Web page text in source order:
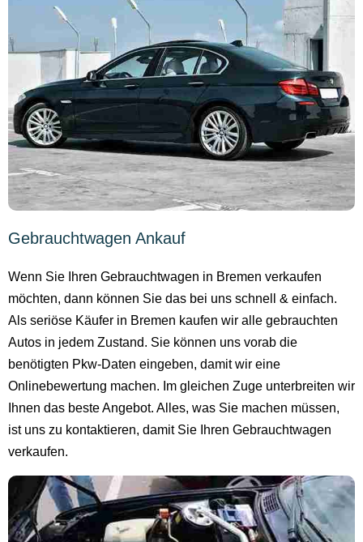
Gebrauchtwagen Ankauf
Wenn Sie Ihren Gebrauchtwagen in Bremen verkaufen
möchten, dann können Sie das bei uns schnell & einfach.
Als seriöse Käufer in Bremen kaufen wir alle gebrauchten
Autos in jedem Zustand. Sie können uns vorab die
benötigten Pkw-Daten eingeben, damit wir eine
Onlinebewertung machen. Im gleichen Zuge unterbreiten wir
Ihnen das beste Angebot. Alles, was Sie machen müssen,
ist uns zu kontaktieren, damit Sie Ihren Gebrauchtwagen
verkaufen.